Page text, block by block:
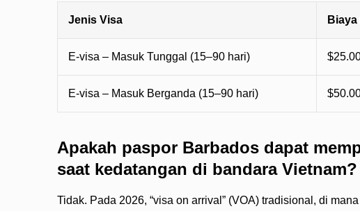
Jenis Visa Biaya
E-visa – Masuk Tunggal (15–90 hari)
E-visa – Masuk Berganda (15–90 hari)
Apakah paspor Barbados dapat
saat kedatangan di bandara Vietnam?
Tidak. Pada 2026, “visa on arrival” (VOA) tradisional, di